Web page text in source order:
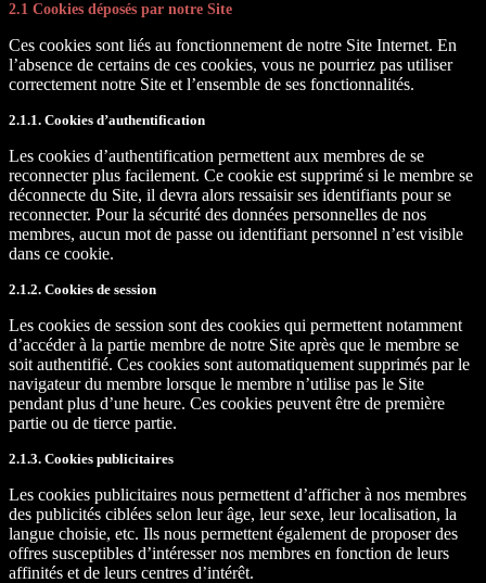
2.1 Cookies déposés par notre Site
Ces cookies sont liés au fonctionnement de notre Site Internet. En
l’absence de certains de ces cookies, vous ne pourriez pas utiliser
correctement notre Site et l’ensemble de ses fonctionnalités.
2.1.1. Cookies d’authentification
Les cookies d’authentification permettent aux membres de se
reconnecter plus facilement. Ce cookie est supprimé si le membre se
déconnecte du Site, il devra alors ressaisir ses identifiants pour se
reconnecter. Pour la sécurité des données personnelles de nos
membres, aucun mot de passe ou identifiant personnel n’est visible
dans ce cookie.
2.1.2. Cookies de session
Les cookies de session sont des cookies qui permettent notamment
d’accéder à la partie membre de notre Site après que le membre se
soit authentifié. Ces cookies sont automatiquement supprimés par le
navigateur du membre lorsque le membre n’utilise pas le Site
pendant plus d’une heure. Ces cookies peuvent être de première
partie ou de tierce partie.
2.1.3. Cookies publicitaires
Les cookies publicitaires nous permettent d’afficher à nos membres
des publicités ciblées selon leur âge, leur sexe, leur localisation, la
langue choisie, etc. Ils nous permettent également de proposer des
offres susceptibles d’intéresser nos membres en fonction de leurs
affinités et de leurs centres d’intérêt.